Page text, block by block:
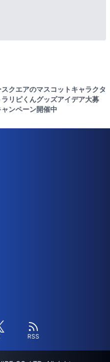
スクエアのマスコットキャラクタ
ラリピくんグッズアイデア大募
ンペーン開催中
RSS